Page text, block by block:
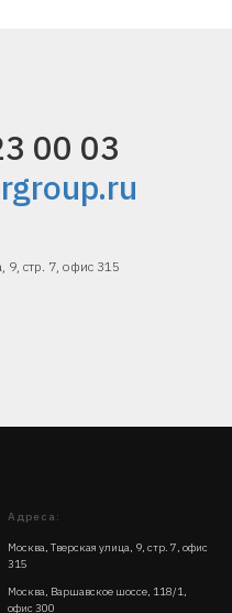
00 03
9, стр. 7, офис 315
Адреса:
Москва, Тверская улица, 9, стр. 7, офис
315
Москва, Варшавское шоссе, 118/1,
офис 300